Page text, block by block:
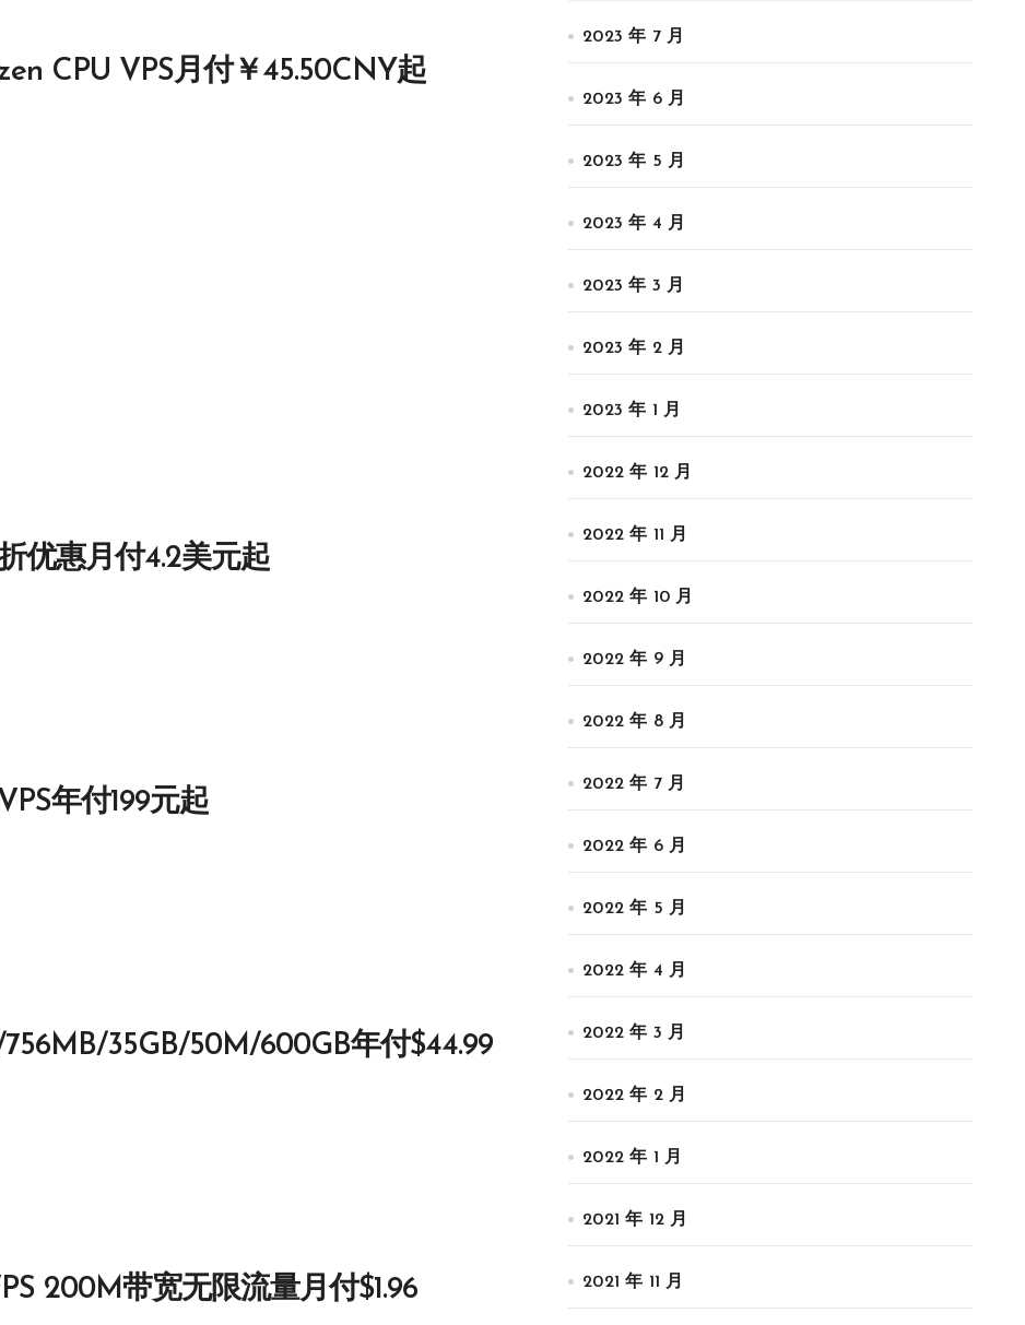
CPU VPS月付￥45.50CNY起
优惠月付4.2美元起
年付199元起
35GB/50M/600GB年付$44.99
200M带宽无限流量月付$1.96
2023 年 7 月
2023 年 6 月
2023 年 5 月
2023 年 4 月
2023 年 3 月
2023 年 2 月
2023 年 1 月
2022 年 12 月
2022 年 11 月
2022 年 10 月
2022 年 9 月
2022 年 8 月
2022 年 7 月
2022 年 6 月
2022 年 5 月
2022 年 4 月
2022 年 3 月
2022 年 2 月
2022 年 1 月
2021 年 12 月
2021 年 11 月